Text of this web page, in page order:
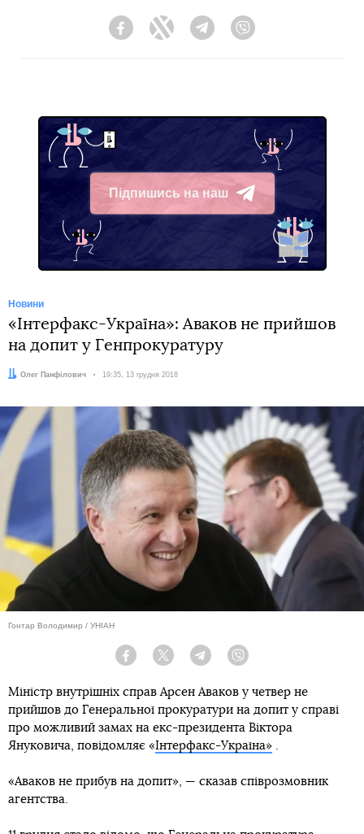
FacebookTwitter Telegram
Підпишись на наш
Telegram
Новини
«Інтерфакс-Україна»: Аваков не прийшов
на допит у Генпрокуратуру
Автор:
Олег Панфілович Дата:
19:35, 13 грудня 2018
Гонтар Володимир / УНІАН
Facebook Twitter Telegram
Міністр внутрішніх справ Арсен Аваков у четвер не
прийшов до Генеральної прокуратури на допит у справі
про можливий замах на екс-президента Віктора
Януковича, повідомляє «Інтерфакс-Україна» .
«Аваков не прибув на допит», — сказав співрозмовник
агентства.